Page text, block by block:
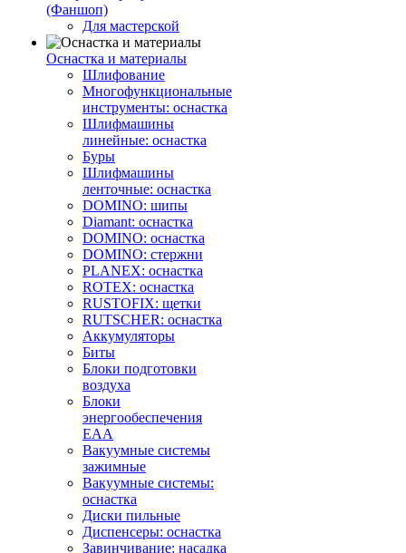
(Фаншоп)
Для мастерской
Оснастка и материалы
Шлифование
Многофункциональные
инструменты: оснастка
Шлифмашины
линейные: оснастка
Буры
Шлифмашины
ленточные: оснастка
DOMINO: шипы
Diamant: оснастка
DOMINO: оснастка
DOMINO: стержни
PLANEX: оснастка
ROTEX: оснастка
RUSTOFIX: щетки
RUTSCHER: оснастка
Аккумуляторы
Биты
Блоки подготовки
воздуха
Блоки
энергообеспечения
EAA
Вакуумные системы
зажимные
Вакуумные системы:
оснастка
Диски пильные
Диспенсеры: оснастка
Завинчивание: насадка